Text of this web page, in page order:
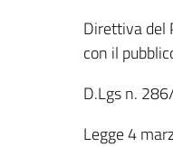
Direttiva del
con il
D.Lgs n.
Legge 4